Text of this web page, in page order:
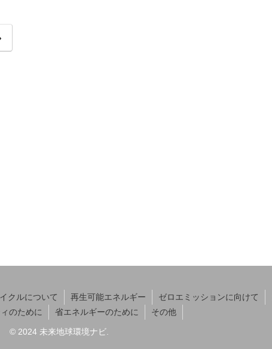
クルについて 再生可能エネルギー ゼロエミッションに向けて
のために
省エネルギーのために その他
© 2024 未来地球環境ナビ.